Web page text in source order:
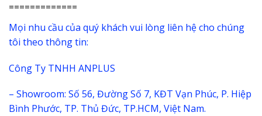
=============
Mọi nhu cầu của quý khách vui lòng liên hệ cho chúng
tôi theo thông tin:
Công Ty TNHH ANPLUS
– Showroom: Số 56, Đường Số 7, KĐT Vạn Phúc, P. Hiệp
Bình Phước, TP. Thủ Đức, TP.HCM, Việt Nam.